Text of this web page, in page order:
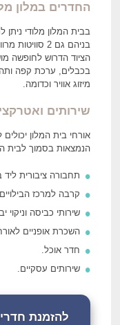
החדריםבמלון
בניהם גם 2
הציוד הדרוש לחופשה
בכבלים, ערכת קפה
מיזוג אוויר וכדומה.
שירותים
אורחי בית המלון
הנמצאות בסמוך לבית
תחבורה ציבורית ליד
קרבה למרכז
שירותי כביסה וניקוי
השכרת אופניים
חדר אוכל.
שירותים עסקיים.
להזמנת